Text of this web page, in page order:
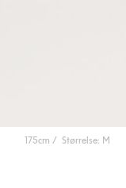
175cm / Størrelse: M